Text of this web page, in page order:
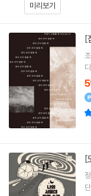
미리보기
[
5
[